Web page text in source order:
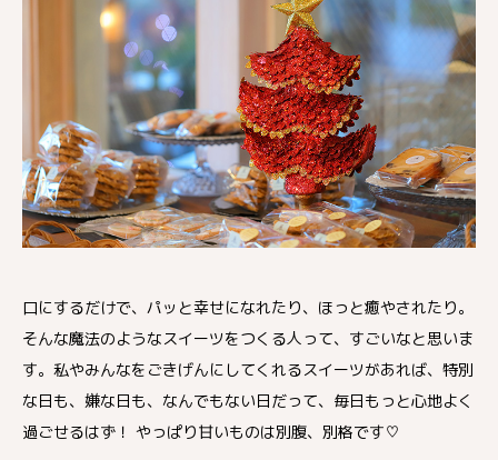
口にするだけで、パッと幸せになれたり、ほっと癒やされたり。
そんな魔法のようなスイーツをつくる人って、すごいなと思いま
す。私やみんなをごきげんにしてくれるスイーツがあれば、特別
な日も、嫌な日も、なんでもない日だって、毎日もっと心地よく
過ごせるはず！ やっぱり甘いものは別腹、別格です♡